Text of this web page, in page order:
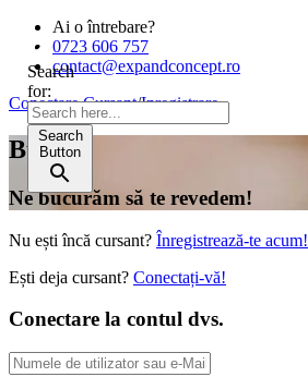
Search
for:
Search
Button
Ai o întrebare?
0723 606 757
contact@expandconcept.ro
Conectare Cursant/Inregistrare
Bună!
Ne bucurăm să te revedem!
Nu ești încă cursant? Înregistrează-te acum!
Ești deja cursant? Conectați-vă!
Conectare la contul dvs.